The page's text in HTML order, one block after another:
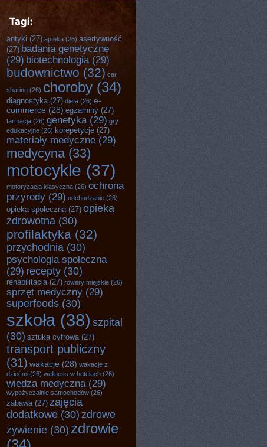
antyki (27) apteka (26) asertywność
(27) badania genetyczne
(29) biotechnologia (29)
budownictwo (32) car
sharing (26) choroby (34)
diagnostyka(27) dieta (26) e-
commerce (28) egzaminy (27)
farmacja (26) genetyka (29) gry
edukacyjne (26) korepetycje (27)
materiały medyczne (29)
medycyna(33)
motocykle (37)
motoryzacja klasyczna (26) ochrona
przyrody (29) odchudzanie (26)
opieka społeczna(27) opieka
zdrowotna (30)
profilaktyka (32)
przychodnia (30)
psychologia społeczna
(29) recepty (30)
rehabilitacja(27) rowery miejskie (26)
sprzęt medyczny (29)
superfoods (30)
szkoła (38) szpital
(30) sztuka cyfrowa(27)
transport publiczny
(31) wakacje (28) wakacje z
dziećmi (26) wellness w hotelach (26)
wiedza medyczna (29)
wypożyczalnie samochodów (26)
zabawa(27) zajęcia
dodatkowe (30) zdrowe
żywienie (30) zdrowie